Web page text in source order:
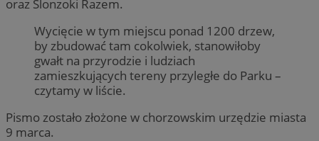
oraz Ślonzoki Razem.
Wycięcie w tym miejscu ponad 1200 drzew,
by zbudować tam cokolwiek, stanowiłoby
gwałt na przyrodzie i ludziach
zamieszkujących tereny przyległe do Parku –
czytamy w liście.
Pismo zostało złożone w chorzowskim urzędzie miasta
9 marca.